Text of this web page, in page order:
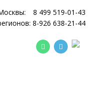
8 499 519-01-43
8-926 638-21-44